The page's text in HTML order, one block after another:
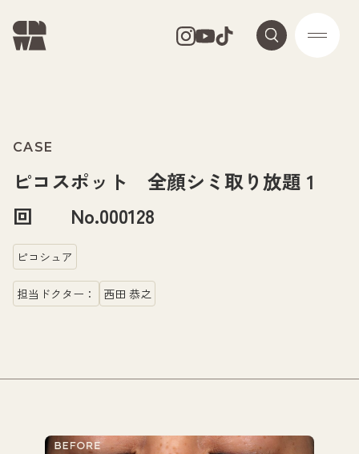
CASE
ピコスポット 全顔シミ取り放題 1
回 No.000128
ピコシュア
担当ドクター： 西田 恭之